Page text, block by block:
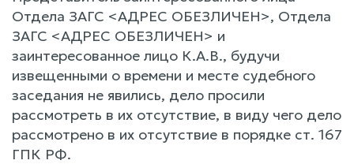
Отдела ЗАГС <АДРЕС ОБЕЗЛИЧЕН>, Отдела
ЗАГС <АДРЕС ОБЕЗЛИЧЕН> и
заинтересованное лицо К.А.В., будучи
извещенными о времени и месте судебного
заседания не явились, дело просили
рассмотреть в их отсутствие, в виду чего дело
рассмотрено в их отсутствие в порядке ст. 167
ГПК РФ.